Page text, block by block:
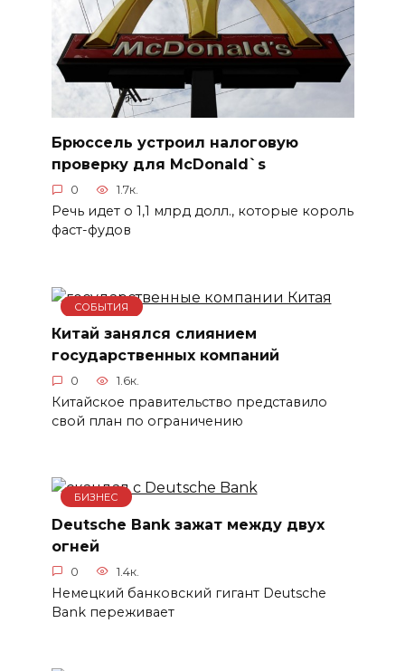
Брюссель устроил налоговую
проверку для McDonald`s
0 1.7к.
Речь идет о 1,1 млрд долл., которые король
фаст-фудов
СОБЫТИЯ
Китай занялся слиянием
государственных компаний
0 1.6к.
Китайское правительство представило
свой план по ограничению
БИЗНЕС
Deutsche Bank зажат между двух
огней
0 1.4к.
Немецкий банковский гигант Deutsche
Bank переживает